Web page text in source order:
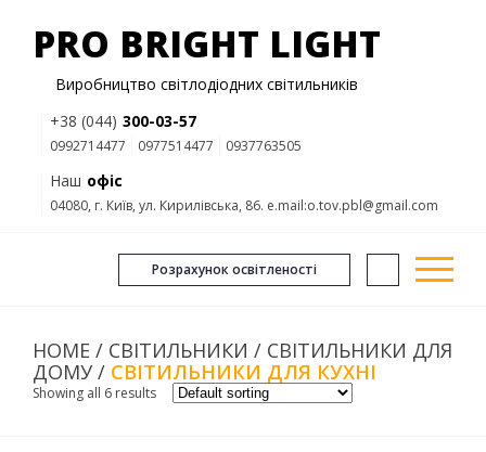
+38 (044) 300-03-57
0992714477 0977514477 0937763505
PRO BRIGHT LIGHT
Виробництво світлодіодних світильників
Наш офіс
04080, г. Київ, ул. Кирилівська, 86. e.mail:o.tov.pbl@gmail.com
Розрахунок освітленості
HOME / СВІТИЛЬНИКИ / СВІТИЛЬНИКИ ДЛЯ
ДОМУ / СВІТИЛЬНИКИ ДЛЯ КУХНІ
Showing all 6 results